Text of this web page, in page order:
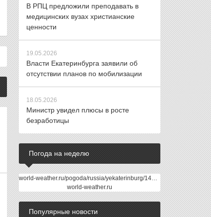
В РПЦ предложили преподавать в
медицинских вузах христианские
ценности
19.05.2026
Власти Екатеринбурга заявили об
отсутствии планов по мобилизации
18.05.2026
Министр увидел плюсы в росте
безработицы
Погода на неделю
world-weather.ru/pogoda/russia/yekaterinburg/14days/
world-weather.ru
Популярные новости